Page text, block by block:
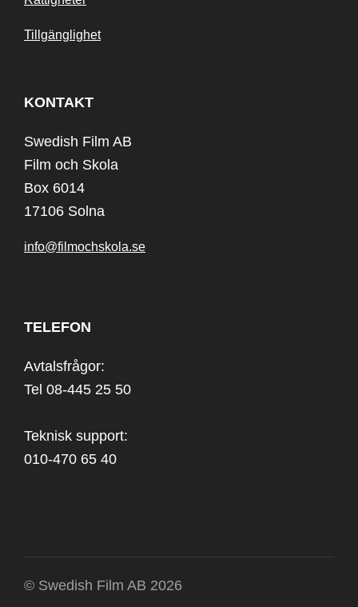
Tillgänglighet
KONTAKT
Swedish Film AB
Film och Skola
Box 6014
17106 Solna
info@filmochskola.se
TELEFON
Avtalsfrågor:
Tel 08-445 25 50
Teknisk support:
010-470 65 40
© Swedish Film AB 2026